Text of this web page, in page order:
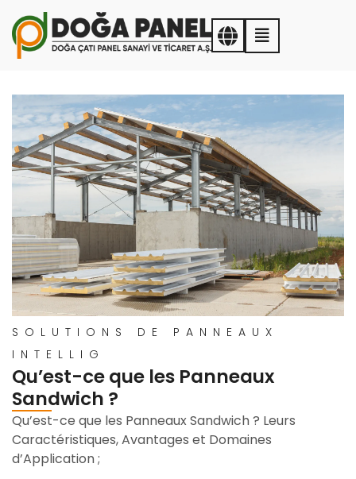
SOLUTIONS DE PANNEAUX
INTELLIG
Qu’est-ce que les Panneaux
Sandwich ?
Qu’est-ce que les Panneaux Sandwich ? Leurs
Caractéristiques, Avantages et Domaines
d’Application ;